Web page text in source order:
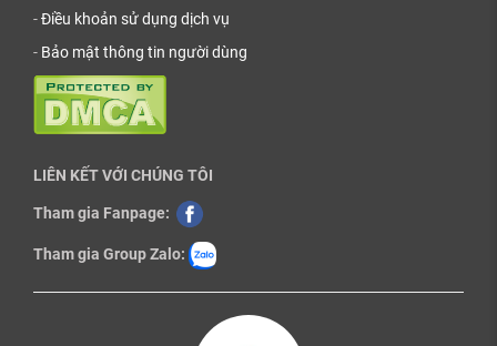
-Điều khoản sử dụng dịch vụ
- Bảo mật thông tin người dùng
LIÊN KẾT VỚI CHÚNG TÔI
Tham gia Fanpage:
Tham gia Group Zalo: